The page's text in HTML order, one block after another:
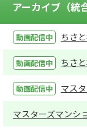
アーカイブ（統
ちさ
ちさ
マス
マスターズマンシ